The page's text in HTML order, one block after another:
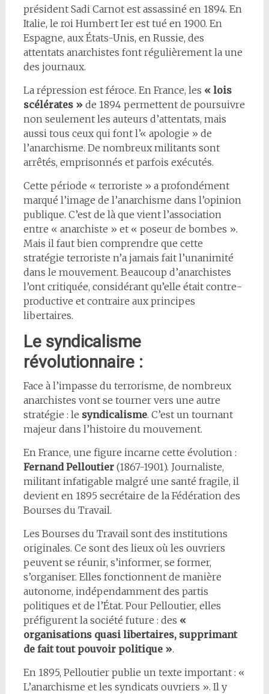
président Sadi Carnot est assassiné en 1894. En
Italie, le roi Humbert Ier est tué en 1900. En
Espagne, aux États-Unis, en Russie, des
attentats anarchistes font régulièrement la une
des journaux.
La répression est féroce. En France, les « lois
scélérates »de 1894 permettent de poursuivre
non seulement les auteurs d’attentats, mais
aussi tous ceux qui font l’« apologie » de
l’anarchisme. De nombreux militants sont
arrêtés, emprisonnés et parfois exécutés.
Cette période « terroriste » a profondément
marqué l’image de l’anarchisme dans l’opinion
publique. C’est de là que vient l’association
entre « anarchiste » et « poseur de bombes ».
Mais il faut bien comprendre que cette
stratégie terroriste n’a jamais fait l’unanimité
dans le mouvement. Beaucoup d’anarchistes
l’ont critiquée, considérant qu’elle était contre-
productive et contraire aux principes
libertaires.
Le syndicalisme
révolutionnaire :
Face à l’impasse du terrorisme, de nombreux
anarchistes vont se tourner vers une autre
stratégie : le syndicalisme. C’est un tournant
majeur dans l’histoire du mouvement.
En France, une figure incarne cette évolution :
Fernand Pelloutier(1867-1901). Journaliste,
militant infatigable malgré une santé fragile, il
devient en 1895 secrétaire de la Fédération des
Bourses du Travail.
Les Bourses du Travail sont des institutions
originales. Ce sont des lieux où les ouvriers
peuvent se réunir, s’informer, se former,
s’organiser. Elles fonctionnent de manière
autonome, indépendamment des partis
politiques et de l’État. Pour Pelloutier, elles
préfigurent la société future : des «
organisations quasi libertaires, supprimant
de fait tout pouvoir politique ».
En 1895, Pelloutier publie un texte important : «
L’anarchisme et les syndicats ouvriers ». Il y